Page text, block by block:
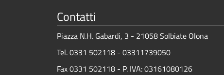
Contatti
Piazza N.H. Gabardi, 3 - 21058 Solbiate Olona
Tel. 0331 502118 - 03311739050
Fax 0331 502118 - P. IVA: 03161080126